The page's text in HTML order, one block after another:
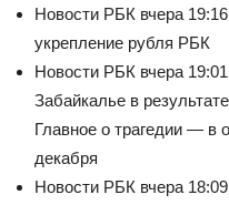
Новости РБК вчера
укрепление рубля РБК
Новости РБК вчера 19:01
Забайкалье в
Главное о трагедии — в
декабря
Новости РБК вчера 18:09